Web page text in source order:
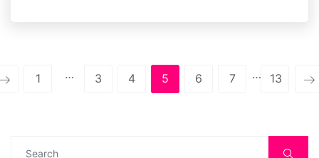
1 … 3 4 5 6 7 … 13